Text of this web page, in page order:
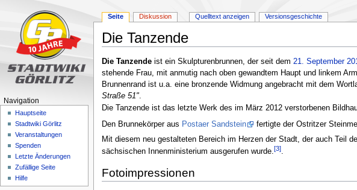
Die Tanzende
Zur
Navigation
springen
Zur
Suche
springen
Die Tanzendeist ein Skulpturenbrunnen, der seit dem 21. September
stehende Frau, mit anmutig nach oben gewandtem Haupt und linkem
Brunnenrand ist u.a. eine bronzende Widmung angebracht mit dem
Straße 51".
Die Tanzende ist das letzte Werk des im März 2012 verstorbenen
Den Brunnekörper aus Postaer Sandstein fertigte der Ostritzer
Mit diesem neu gestalteten Bereich im Herzen der Stadt, der auch Teil
sächsischen Innenministerium ausgerufen wurde.[3].
Fotoimpressionen
Seite Diskussion Quelltext anzeigen Versionsgeschichte
Navigation
Hauptseite
Stadtwiki Görlitz
Veranstaltungen
Spenden
Letzte Änderungen
Zufällige Seite
Hilfe